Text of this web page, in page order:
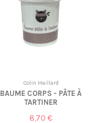
Colin Maillard
BAUME CORPS - PÂTE À
TARTINER
8,70 €